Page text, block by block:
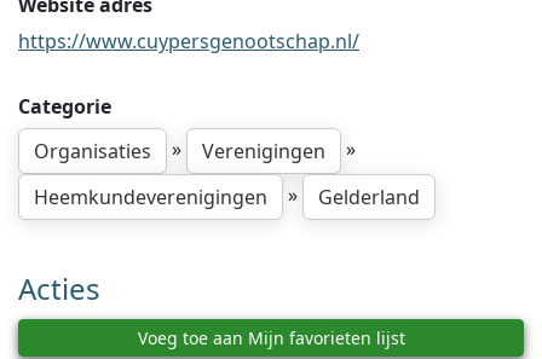
https://www.cuypersgenootschap.nl/
Categorie
Organisaties
» Verenigingen
»
Heemkundeverenigingen
» Gelderland
Acties
Voeg toe aan Mijn favorieten lijst